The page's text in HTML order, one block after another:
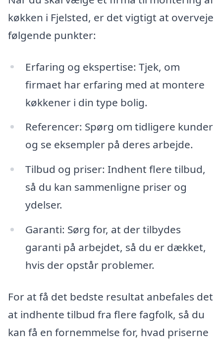
køkken i Fjelsted, er det vigtigt at overveje
følgende punkter:
Erfaring og ekspertise: Tjek, om
firmaet har erfaring med at montere
køkkener i din type bolig.
Referencer: Spørg om tidligere kunder
og se eksempler på deres arbejde.
Tilbud og priser: Indhent flere tilbud,
så du kan sammenligne priser og
ydelser.
Garanti: Sørg for, at der tilbydes
garanti på arbejdet, så du er dækket,
hvis der opstår problemer.
For at få det bedste resultat anbefales det
at indhente tilbud fra flere fagfolk, så du
kan få en fornemmelse for, hvad priserne